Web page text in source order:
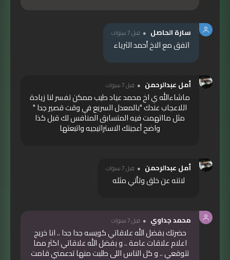
سارة الحاصل قبل 7 سنوات
اتفق مع الاخ أحمد الثرياء
أمل عبدالرحمن قبل 7 سنوات
ماشاءالله ي اخ محمد عياد طيب ممكن تفسر لنا زيادة
اللاعجاب عندك "بالمعدل السريع في وقت قصير جدا "
مثل مااتهمت فيه المتسابق المنافس لك قبل كذا
واضح أعجبتك الاستراتيجيه واتبعتها
أمل عبدالرحمن قبل 7 سنوات
لاتنه عن خلق وتأتي مثله
محمد جداوي قبل 7 سنوات
حضرتك بفضل الله علاقاتي كويسه جدا جدا .. انا خريج
اعلام علاقات عامة .. و بفضل الله علاقاتي اكثر مما
تتوقعي .. و كل الناس اللى طلبت منها تدعمني قامت